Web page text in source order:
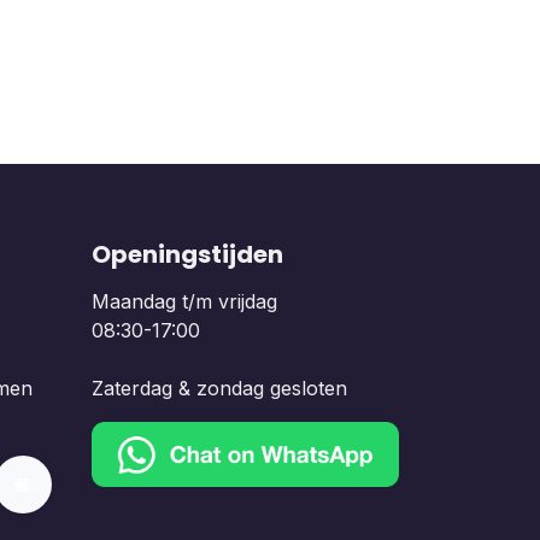
Openingstijden
Maandag t/m vrijdag
08:30-17:00
Zaterdag & zondag gesloten